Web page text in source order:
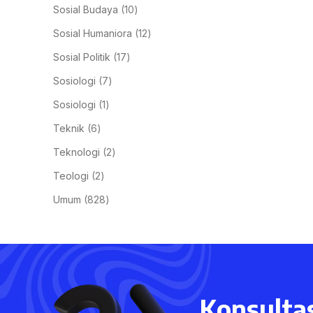
Sosial Budaya 10
Sosial Humaniora 12
Sosial Politik 17
Sosiologi
7
Sosiologi 1
Teknik 6
Teknologi
2
Teologi
2
Umum
828